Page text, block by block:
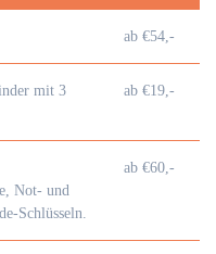
ab €54,-
mit 3
ab €19,-
Not- und
Schlüsseln.
ab €60,-